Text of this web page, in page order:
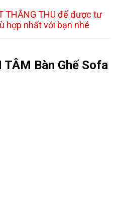
THẮNG THU để được tư
hợp nhất với bạn nhé
TÂM Bàn Ghế Sofa